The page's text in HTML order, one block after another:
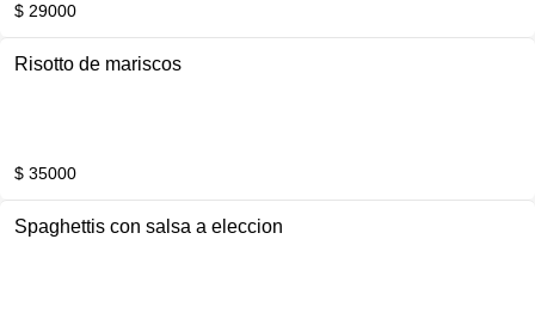
$ 29000
Risotto de mariscos
$ 35000
Spaghettis con salsa a eleccion